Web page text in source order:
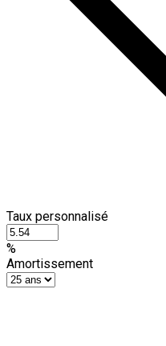
Taux personnalisé
%
Amortissement